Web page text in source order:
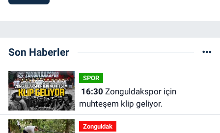
Son Haberler
SPOR
16:30
muhteşem klip geliyor.
Zonguldak